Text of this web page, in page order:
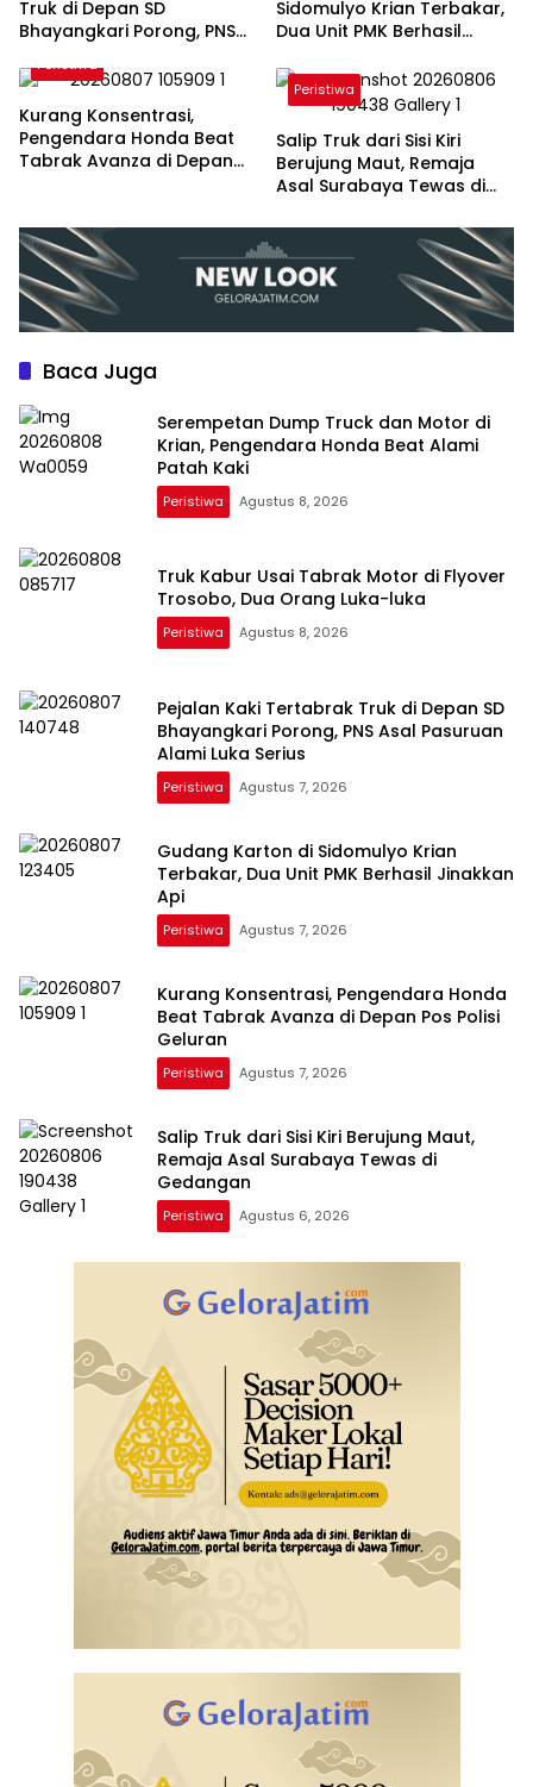
Truk di Depan SD
Bhayangkari Porong, PNS
Serius
Sidomulyo Krian Terbakar,
Dua Unit PMK Berhasil
Peristiwa
Kurang Konsentrasi,
Pengendara Honda Beat
Tabrak Avanza di Depan
Peristiwa
Salip Truk dari Sisi Kiri
Berujung Maut, Remaja
Asal Surabaya Tewas di
Baca Juga
Serempetan Dump Truck dan Motor di
Krian, Pengendara Honda Beat Alami
Patah Kaki
Peristiwa Agustus 8, 2026
Truk Kabur Usai Tabrak Motor di Flyover
Trosobo, Dua Orang Luka-luka
Peristiwa Agustus 8, 2026
Pejalan Kaki Tertabrak Truk di Depan SD
Bhayangkari Porong, PNS Asal Pasuruan
Alami Luka Serius
Peristiwa Agustus 7, 2026
Gudang Karton di Sidomulyo Krian
Terbakar, Dua Unit PMK Berhasil Jinakkan
Api
Peristiwa Agustus 7, 2026
Kurang Konsentrasi, Pengendara Honda
Beat Tabrak Avanza di Depan Pos Polisi
Geluran
Peristiwa Agustus 7, 2026
Salip Truk dari Sisi Kiri Berujung Maut,
Remaja Asal Surabaya Tewas di
Gedangan
Peristiwa Agustus 6, 2026